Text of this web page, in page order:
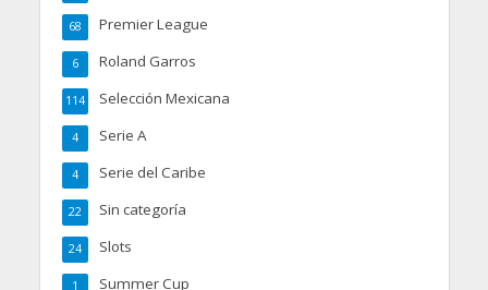
Premier League
68
Roland Garros
6
Selección Mexicana
114
Serie A
4
Serie del Caribe
4
Sin categoría
22
Slots
24
Summer Cup
1